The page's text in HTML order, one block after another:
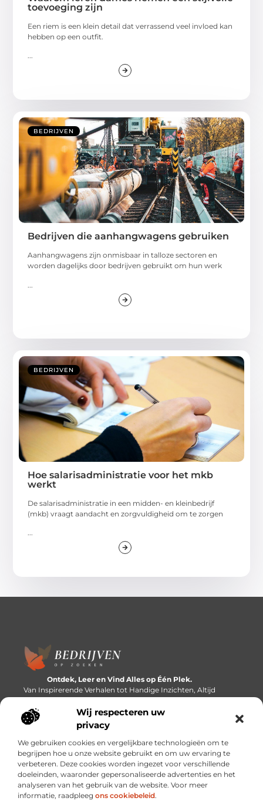
Wij respecteren uw
privacy
We gebruiken cookies en vergelijkbare technologieën om te
begrijpen hoe u onze website gebruikt en om uw ervaring te
verbeteren. Deze cookies worden ingezet voor verschillende
doeleinden, waaronder gepersonaliseerde advertenties en het
analyseren van het gebruik van de website. Voor meer
informatie, raadpleeg ons cookiebeleid.
toevoeging zijn
Een riem is een klein detail dat verrassend veel invloed kan
hebben op een outfit.
...
BEDRIJVEN
Bedrijven die aanhangwagens gebruiken
Aanhangwagens zijn onmisbaar in talloze sectoren en
worden dagelijks door bedrijven gebruikt om hun werk
BEDRIJVEN
Hoe salarisadministratie voor het mkb
werkt
De salarisadministratie in een midden- en kleinbedrijf
(mkb) vraagt aandacht en zorgvuldigheid om te zorgen
Ontdek, Leer en Vind Alles op Één Plek.
Van Inspirerende Verhalen tot Handige Inzichten, Altijd
Binnen Handbereik.
Bericht categorie
Onze informatie